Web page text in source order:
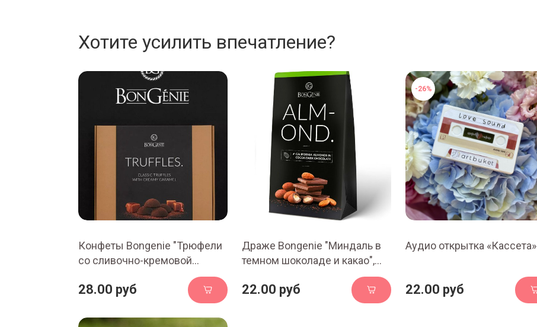
Хотите усилить впечатление?
Конфеты Bongenie "Трюфели
со сливочно-кремовой
28.00 руб
Драже Bongenie "Миндаль в
темном шоколаде и какао",
22.00 руб
-26%
Аудио открытка «Кассета»
22.00 руб